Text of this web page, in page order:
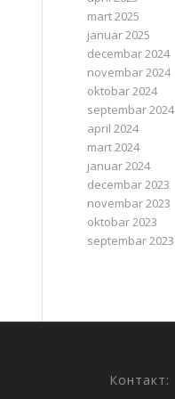
mart 2025
januar 2025
decembar 2024
novembar 2024
oktobar 2024
septembar 2024
april 2024
mart 2024
januar 2024
decembar 2023
novembar 2023
oktobar 2023
septembar 2023
Контакт: